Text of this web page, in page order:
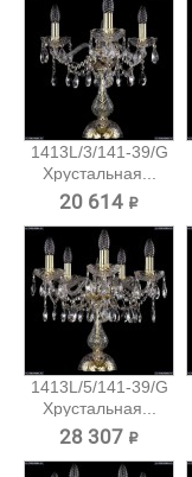
1413L/3/141-39/G
Хрустальная...
20 614 ₽
1413L/5/141-39/G
Хрустальная...
28 307 ₽